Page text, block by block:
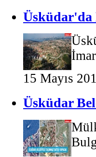
Üsküdar'da
15 Mayıs
Üsküdar